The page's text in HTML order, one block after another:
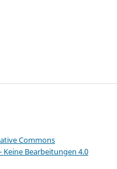
Commons
Bearbeitungen 4.0